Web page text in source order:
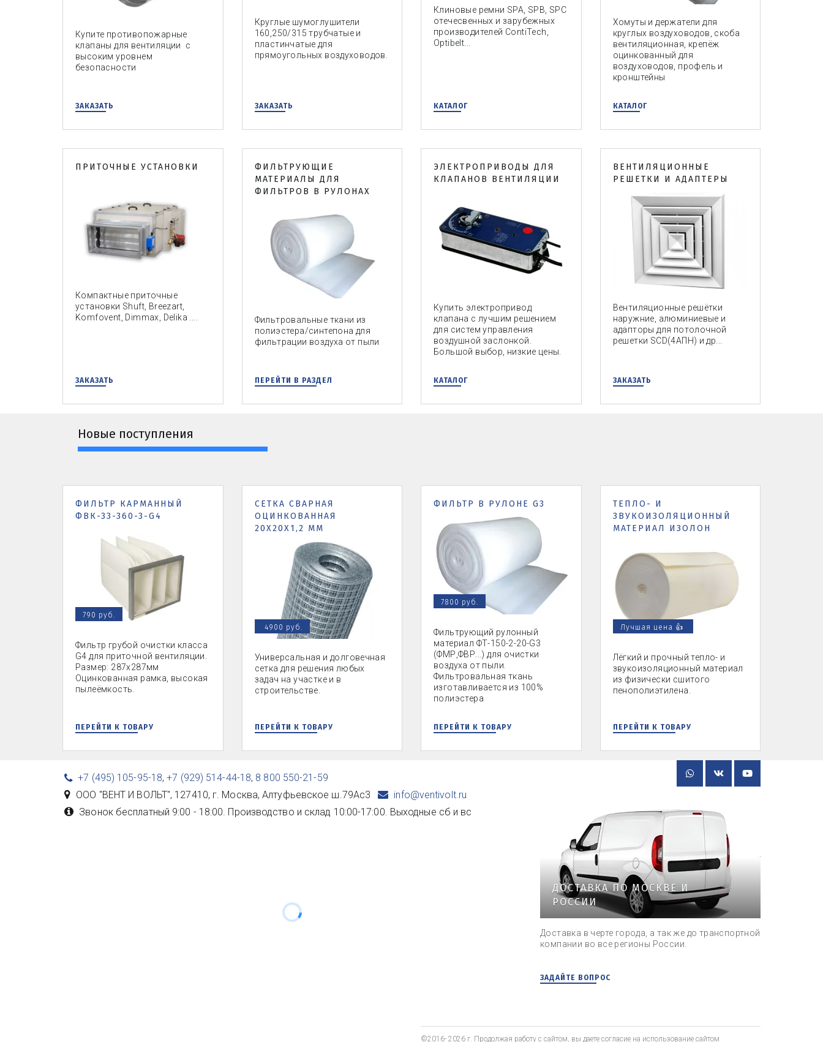
Купите противопожарные
клапаны для вентиляции с
высоким уровнем
безопасности
ЗАКАЗАТЬ
Круглые шумоглушители
160,250/315 трубчатые и
пластинчатые для
прямоугольных воздуховодов.
ЗАКАЗАТЬ
Клиновые ремни SPA, SPB, SPC
отечесвенных и зарубежных
производителей ContiTech,
Optibelt...
КАТАЛОГ
Хомуты и держатели для
круглых воздуховодов, скоба
вентиляционная, крепёж
оцинкованный для
воздуховодов, профель и
кронштейны
КАТАЛОГ
ПРИТОЧНЫЕ УСТАНОВКИ
Компактные приточные
установки Shuft, Breezart,
Komfovent, Dimmax, Delika ....
ЗАКАЗАТЬ
ФИЛЬТРУЮЩИЕ
МАТЕРИАЛЫ ДЛЯ
ФИЛЬТРОВ В РУЛОНАХ
Фильтровальные ткани из
полиэстера/синтепона для
фильтрации воздуха от пыли
ПЕРЕЙТИ В РАЗДЕЛ
ЭЛЕКТРОПРИВОДЫ ДЛЯ
КЛАПАНОВ ВЕНТИЛЯЦИИ
Купить электропривод
клапана с лучшим решением
для систем управления
воздушной заслонкой.
Большой выбор, низкие цены.
КАТАЛОГ
ВЕНТИЛЯЦИОННЫЕ
РЕШЕТКИ И АДАПТЕРЫ
Вентиляционные решётки
наружние, алюминиевые и
адапторы для потолочной
решетки SCD(4АПН) и др...
ЗАКАЗАТЬ
Новые поступления
ФИЛЬТР КАРМАННЫЙ
ФВК-33-360-3-G4
790 руб.
Фильтр грубой очистки класса
G4 для приточной вентиляции.
Размер: 287х287мм
Оцинкованная рамка, высокая
пылеёмкость.
ПЕРЕЙТИ К ТОВАРУ
СЕТКА СВАРНАЯ
ОЦИНКОВАННАЯ
20Х20Х1,2 ММ
4900 руб.
Универсальная и долговечная
сетка для решения любых
задач на участке и в
строительстве.
ПЕРЕЙТИ К ТОВАРУ
ФИЛЬТР В РУЛОНЕ G3
7800 руб.
Фильтрующий рулонный
материал ФТ-150-2-20-G3
(ФМР,ФВР...) для очистки
воздуха от пыли.
Фильтровальная ткань
изготавливается из 100%
полиэстера
ПЕРЕЙТИ К ТОВАРУ
ТЕПЛО- И
ЗВУКОИЗОЛЯЦИОННЫЙ
МАТЕРИАЛ ИЗОЛОН
Лучшая цена 👍
Лёгкий и прочный тепло- и
звукоизоляционный материал
из физически сшитого
пенополиэтилена.
ПЕРЕЙТИ К ТОВАРУ
+7 (495) 105-95-18,+7 (929) 514-44-18, 8 800 550-21-59
ООО "ВЕНТ И ВОЛЬТ", 127410, г. Москва,Алтуфьевское ш.79Ас3
info@ventivolt.ru
Звонок бесплатный 9:00 - 18:00. Производство и склад 10:00-17:00. Выходные сб и вс
ДОСТАВКА ПО МОСКВЕ И
РОССИИ
Доставка в черте города, а так же до транспортной
компании во все регионы России.
ЗАДАЙТЕ ВОПРОС
©2016- 2026 г. Продолжая работу с сайтом, вы даете согласие на использование сайтом